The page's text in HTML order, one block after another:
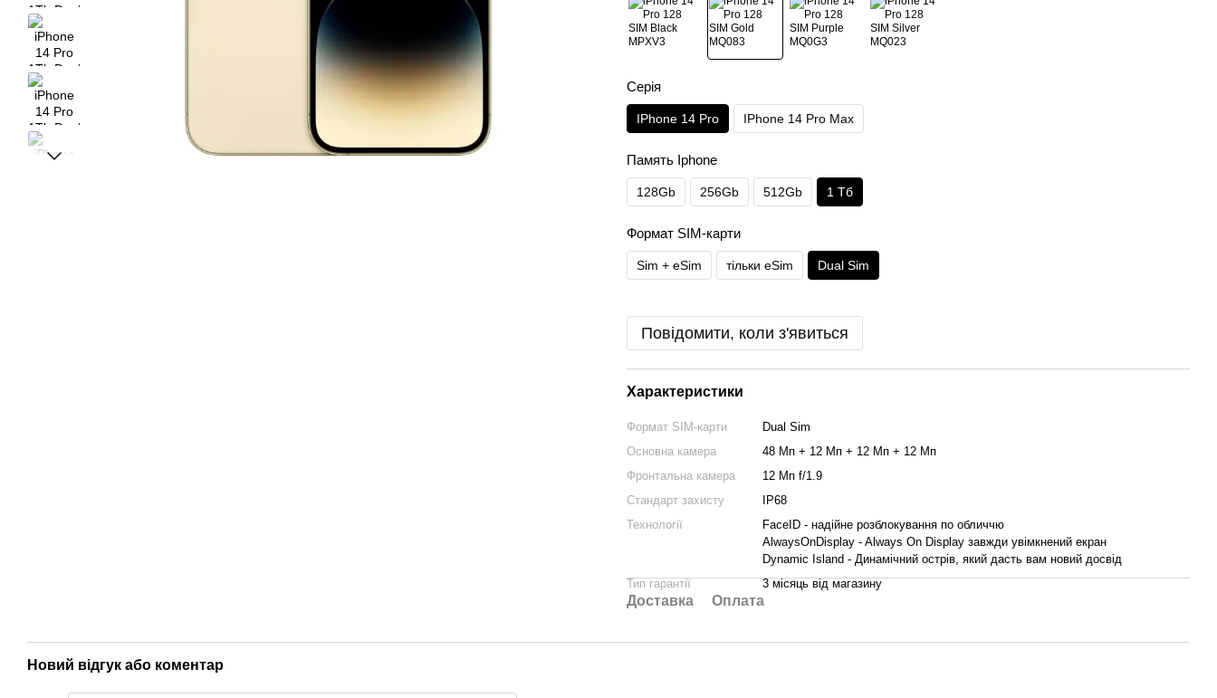
Серія
IPhone 14 Pro IPhone 14 Pro Max
Память Iphone
128Gb 256Gb 512Gb 1 Тб
Формат SIM-карти
Sim + eSim тільки eSim Dual Sim
Повідомити, коли з'явиться
Характеристики
Формат SIM-карти
Dual Sim
Основна камера
48 Мп + 12 Мп + 12 Мп + 12 Мп
Фронтальна камера
12 Мп f/1.9
Стандарт захисту
IP68
Технології
FaceID - надійне розблокування по обличчю
AlwaysOnDisplay - Always On Display завжди увімкнений екран
Dynamic Island - Динамічний острів, який дасть вам новий досвід
Тип гарантії
3 місяць від магазину
Доставка Оплата
Новий відгук або коментар